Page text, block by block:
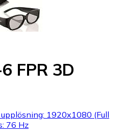
FPR 3D
1920x1080 (Full
76 Hz